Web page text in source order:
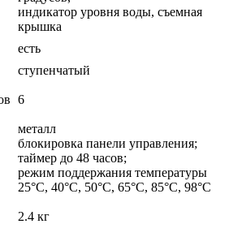
индикатор уровня воды, съемная
крышка
есть
ступенчатый
6
металл
блокировка панели управления;
таймер до 48 часов;
режим поддержания температуры
25°C, 40°C, 50°C, 65°C, 85°C, 98°C
2.4 кг